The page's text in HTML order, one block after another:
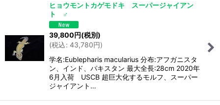
ヒョウモントカゲモドキ スーパージャイアン
ト ♂
39,800円(税別)
(税込: 43,780円)
学名:Eublepharis macularius 分布:アフガニスタ
ン、インド、パキスタン 最大全長:28cm 2020年
6月入荷 USCB 超巨大化するモルフ、スーパー
ジャイアント…